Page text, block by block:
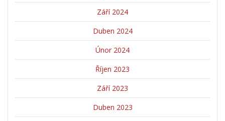
Září 2024
Duben 2024
Únor 2024
Říjen 2023
Září 2023
Duben 2023